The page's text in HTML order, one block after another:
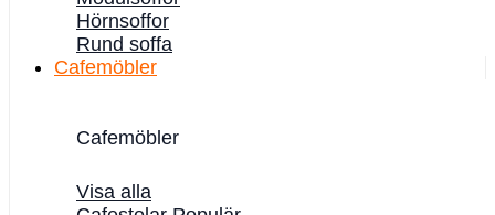
Hörnsoffor
Rund soffa
Cafemöbler
Cafemöbler
Visa alla